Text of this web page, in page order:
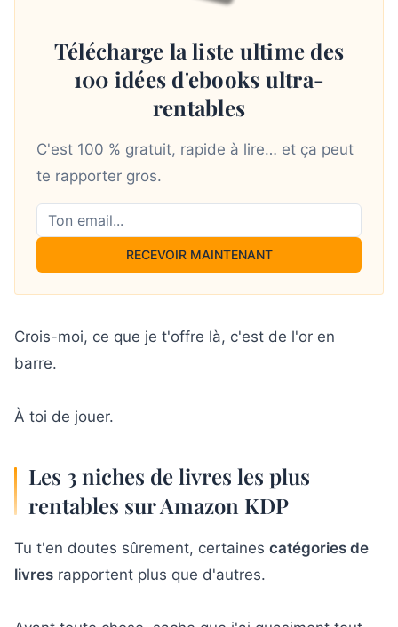
Télécharge la liste ultime des
100 idées d'ebooks ultra-
rentables
C'est 100 % gratuit, rapide à lire… et ça peut
te rapporter gros.
RECEVOIR MAINTENANT
Crois-moi, ce que je t'offre là, c'est de l'or en
barre.
À toi de jouer.
Les 3 niches de livres les plus
rentables sur Amazon KDP
Tu t'en doutes sûrement, certaines catégories de
livres rapportent plus que d'autres.